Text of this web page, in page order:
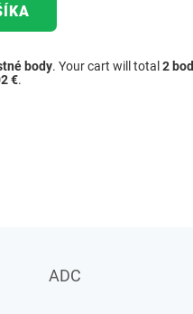
body. Your cart will total 2
€.
ADC